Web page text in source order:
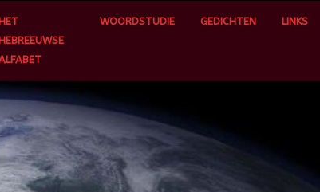
HET
HEBREEUWSE
WOORDSTUDIE GEDICHTEN LINKS